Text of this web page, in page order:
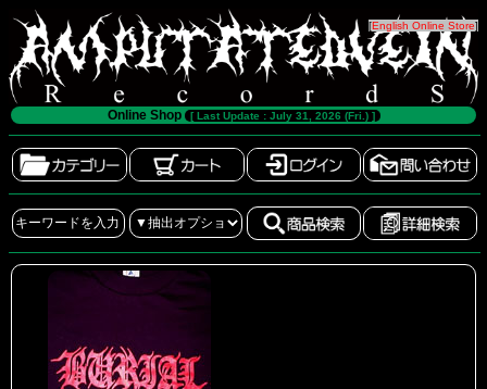
[English Online Store]
Online Shop [ Last Update : July 31, 2026 (Fri.) ]